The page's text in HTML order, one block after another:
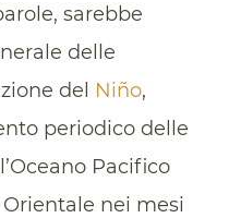
sarebbe
delle
del Niño,
periodico delle
Pacifico
nei mesi